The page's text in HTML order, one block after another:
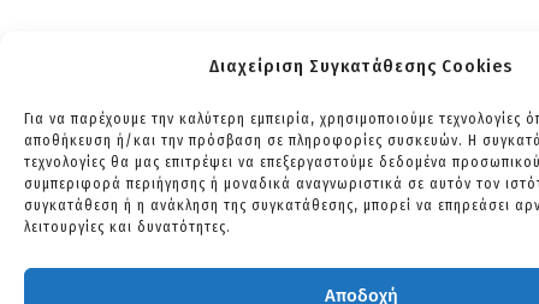
Διαχείριση Συγκατάθεσης Cookies
Για να παρέχουμε την καλύτερη εμπειρία, χρησιμοποιούμε τεχνολογίες
αποθήκευση ή/και την πρόσβαση σε πληροφορίες συσκευών. Η
τεχνολογίες θα μας επιτρέψει να επεξεργαστούμε δεδομένα
συμπεριφορά περιήγησης ή μοναδικά αναγνωριστικά σε αυτόν τον
συγκατάθεση ή η ανάκληση της συγκατάθεσης, μπορεί να επηρεάσει
λειτουργίες και δυνατότητες.
Αποδοχή